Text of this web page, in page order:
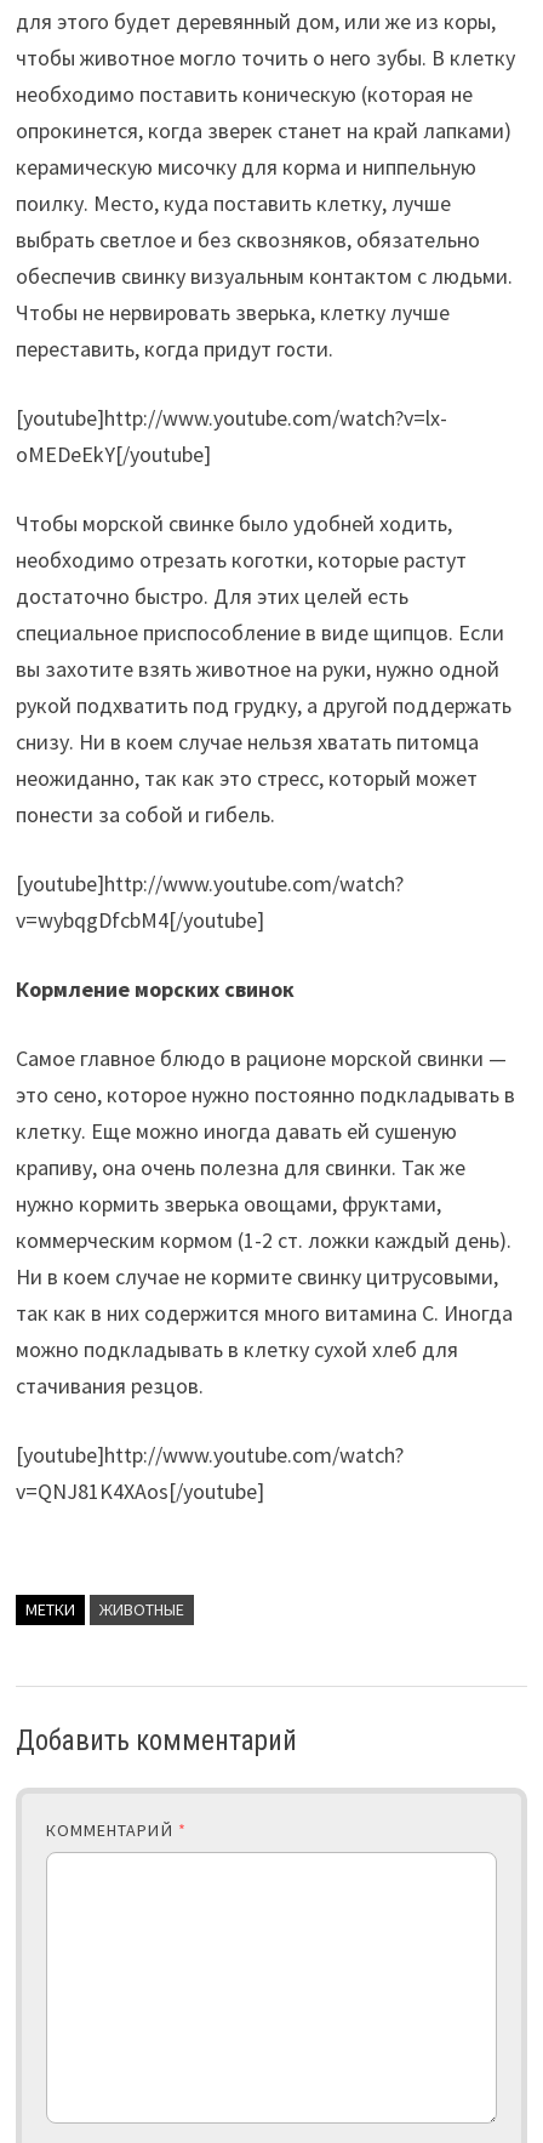
для этого будет деревянный дом, или же из коры,
чтобы животное могло точить о него зубы. В клетку
необходимо поставить коническую (которая не
опрокинется, когда зверек станет на край лапками)
керамическую мисочку для корма и ниппельную
поилку. Место, куда поставить клетку, лучше
выбрать светлое и без сквозняков, обязательно
обеспечив свинку визуальным контактом с людьми.
Чтобы не нервировать зверька, клетку лучше
переставить, когда придут гости.
[youtube]http://www.youtube.com/watch?v=lx-
oMEDeEkY[/youtube]
Чтобы морской свинке было удобней ходить,
необходимо отрезать коготки, которые растут
достаточно быстро. Для этих целей есть
специальное приспособление в виде щипцов. Если
вы захотите взять животное на руки, нужно одной
рукой подхватить под грудку, а другой поддержать
снизу. Ни в коем случае нельзя хватать питомца
неожиданно, так как это стресс, который может
понести за собой и гибель.
[youtube]http://www.youtube.com/watch?
v=wybqgDfcbM4[/youtube]
Кормление морских свинок
Самое главное блюдо в рационе морской свинки —
это сено, которое нужно постоянно подкладывать в
клетку. Еще можно иногда давать ей сушеную
крапиву, она очень полезна для свинки. Так же
нужно кормить зверька овощами, фруктами,
коммерческим кормом (1-2 ст. ложки каждый день).
Ни в коем случае не кормите свинку цитрусовыми,
так как в них содержится много витамина С. Иногда
можно подкладывать в клетку сухой хлеб для
стачивания резцов.
[youtube]http://www.youtube.com/watch?
v=QNJ81K4XAos[/youtube]
МЕТКИ ЖИВОТНЫЕ
Добавить комментарий
КОММЕНТАРИЙ *